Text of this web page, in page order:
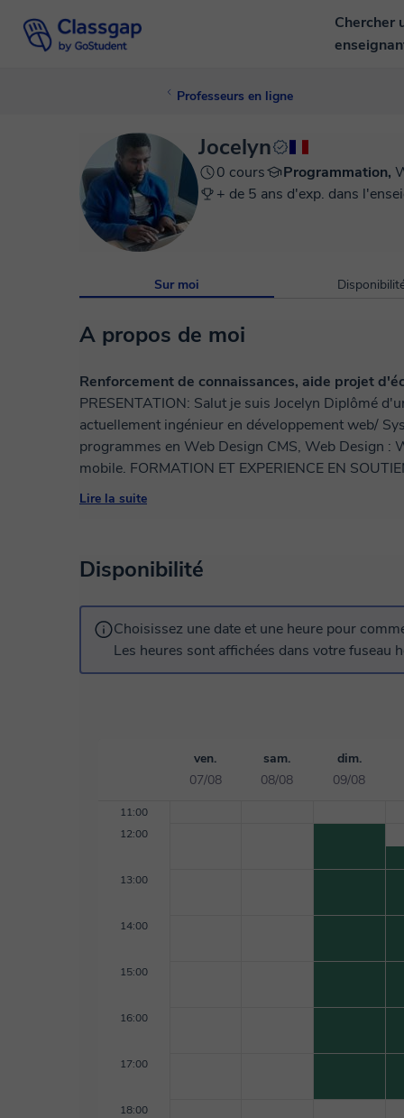
Chercher
Professeurs en ligne
Jocelyn
0 cours Programmation,
+ de 5 ans d'exp. dans
Sur moi
A propos de moi
Renforcement de connaissances, aide projet
PRESENTATION: Salut je suis Jocelyn Diplômé d'un master deux en data-science, je suis
actuellement ingénieur en développement web/ Systems et je donne parallèlement les cours de
programmes en Web Design CMS, Web Design : Wordpress et bien d'autre langage web et
mobile. FORMATION ET EXPERIENCE EN SOUTIENS SCOLAIRE Je suis un passionné de
l'enseignement, le soutiens scolaire ou l'aide
dans mon entourage, de plus en plus et de façon continue jusqu'à l'université et en
routine pour moi et je trouvais cela vraiment
pour l'enseignement sur l'effets de beaucoup de
possible jusqu'à ce que le résultat attendu soit présent. MES OBJECTIFS AVEC
objectifs avec les plateformes de cours en lignes Classgap sont d'ordres académique et
régulier en mettant en place des méthodes
épanouis dans leurs apprentissage et également
de football , de tennis et de mangas j'aime tout ce
Lire la suite
Disponibilité
Choisissez une date et une heure pour
Les heures sont affichées dans votre fuseau
ven.
07/08
sam.
08/08
dim.
09/08
11:00
12:00
13:00
14:00
15:00
16:00
17:00
18:00